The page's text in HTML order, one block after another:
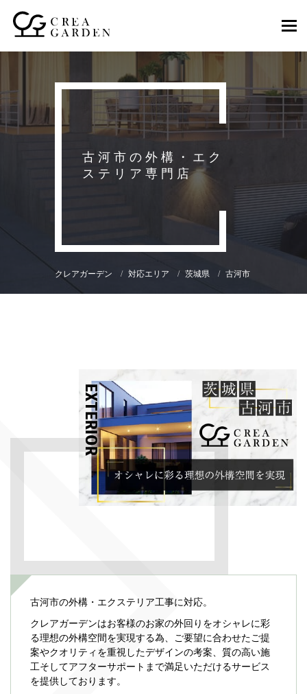
古河市の外構・エク
ステリア専門店
クレアガーデン 対応エリア 茨城県 古河市
古河市の外構・エクステリア工事に対応。
クレアガーデンはお客様のお家の外回りをオシャレに彩
る理想の外構空間を実現する為、ご要望に合わせたご提
案やクオリティを重視したデザインの考案、質の高い施
工そしてアフターサポートまで満足いただけるサービス
を提供しております。